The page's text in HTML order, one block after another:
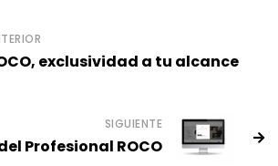
exclusividad a tu alcance
SIGUIENTE
Profesional ROCO